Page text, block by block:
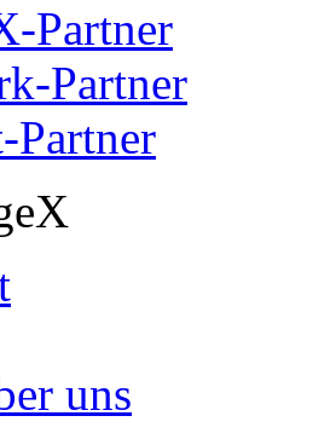
Partner
Partner
Partner
uns